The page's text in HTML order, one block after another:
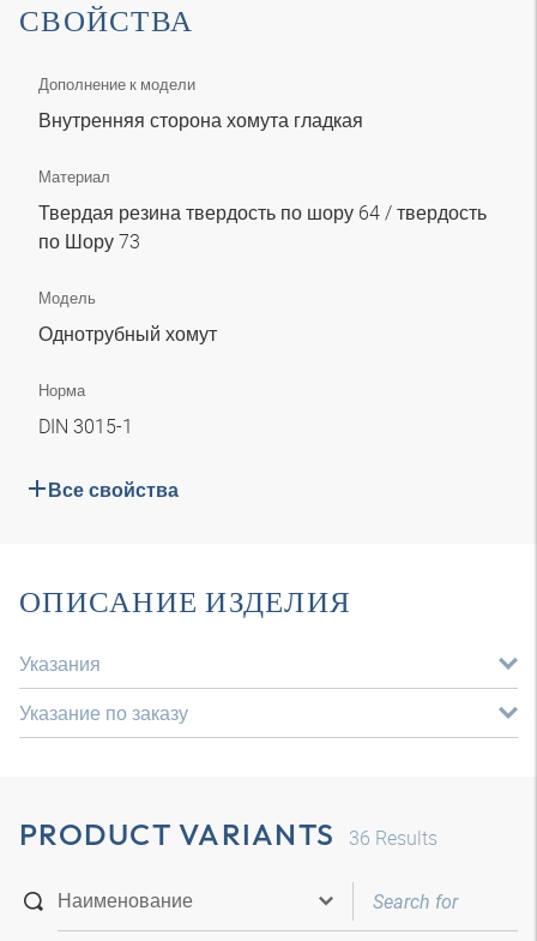
СВОЙСТВА
Дополнение к модели
Внутренняя сторона хомута гладкая
Материал
Твердая резина твердость по шору 64 / твердость
по Шору 73
Модель
Однотрубный хомут
Норма
DIN 3015-1
Все свойства
ОПИСАНИЕ ИЗДЕЛИЯ
Указания
Указание по заказу
PRODUCT VARIANTS 36 Results